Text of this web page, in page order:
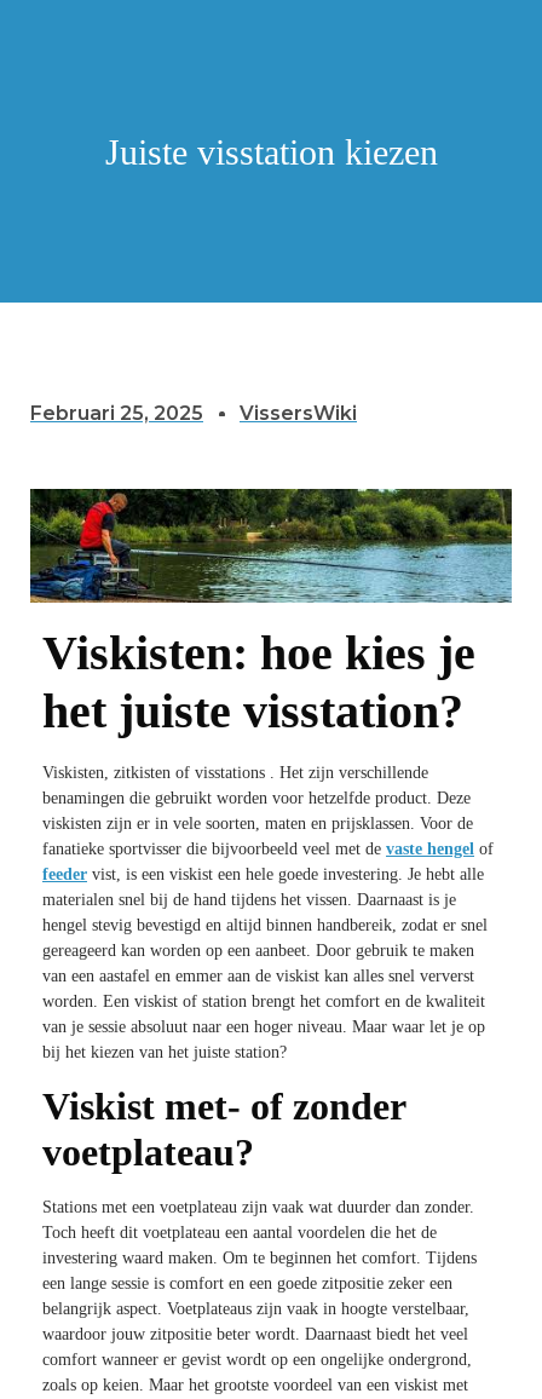
Juiste visstation kiezen
Februari 25, 2025 VissersWiki
Viskisten: hoe kies je
het juiste visstation?
Viskisten, zitkisten of visstations . Het zijn verschillende
benamingen die gebruikt worden voor hetzelfde product. Deze
viskisten zijn er in vele soorten, maten en prijsklassen. Voor de
fanatieke sportvisser die bijvoorbeeld veel met de vaste hengel of
feeder vist, is een viskist een hele goede investering. Je hebt alle
materialen snel bij de hand tijdens het vissen. Daarnaast is je
hengel stevig bevestigd en altijd binnen handbereik, zodat er snel
gereageerd kan worden op een aanbeet. Door gebruik te maken
van een aastafel en emmer aan de viskist kan alles snel ververst
worden. Een viskist of station brengt het comfort en de kwaliteit
van je sessie absoluut naar een hoger niveau. Maar waar let je op
bij het kiezen van het juiste station?
Viskist met- of zonder
voetplateau?
Stations met een voetplateau zijn vaak wat duurder dan zonder.
Toch heeft dit voetplateau een aantal voordelen die het de
investering waard maken. Om te beginnen het comfort. Tijdens
een lange sessie is comfort en een goede zitpositie zeker een
belangrijk aspect. Voetplateaus zijn vaak in hoogte verstelbaar,
waardoor jouw zitpositie beter wordt. Daarnaast biedt het veel
comfort wanneer er gevist wordt op een ongelijke ondergrond,
zoals op keien. Maar het grootste voordeel van een viskist met